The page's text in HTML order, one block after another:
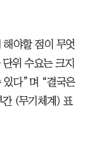
야할 점이 무엇
위 수요는 크지
있다”며 “결국은
간 (무기체계) 표